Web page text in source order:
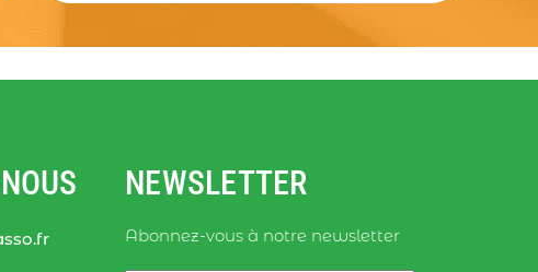
NEWSLETTER
Abonnez-vous à notre newsletter